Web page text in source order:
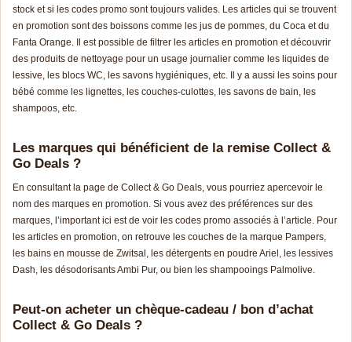
stock et si les codes promo sont toujours valides. Les articles qui se trouvent
en promotion sont des boissons comme les jus de pommes, du Coca et du
Fanta Orange. Il est possible de filtrer les articles en promotion et découvrir
des produits de nettoyage pour un usage journalier comme les liquides de
lessive, les blocs WC, les savons hygiéniques, etc. Il y a aussi les soins pour
bébé comme les lignettes, les couches-culottes, les savons de bain, les
shampoos, etc.
Les marques qui bénéficient de la remise Collect &
Go Deals ?
En consultant la page de Collect & Go Deals, vous pourriez apercevoir le
nom des marques en promotion. Si vous avez des préférences sur des
marques, l’important ici est de voir les codes promo associés à l’article. Pour
les articles en promotion, on retrouve les couches de la marque Pampers,
les bains en mousse de Zwitsal, les détergents en poudre Ariel, les lessives
Dash, les désodorisants Ambi Pur, ou bien les shampooings Palmolive.
Peut-on acheter un chèque-cadeau / bon d’achat
Collect & Go Deals ?